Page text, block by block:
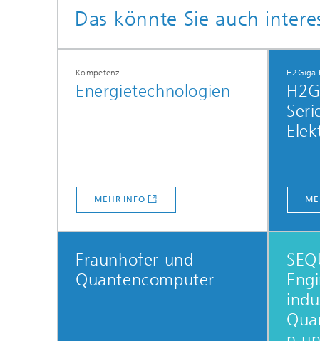
Das könnte Sie auch
Kompetenz
Energietechnologien
MEHR INFO
H2Giga
Fraunhofer und
Quantencomputer